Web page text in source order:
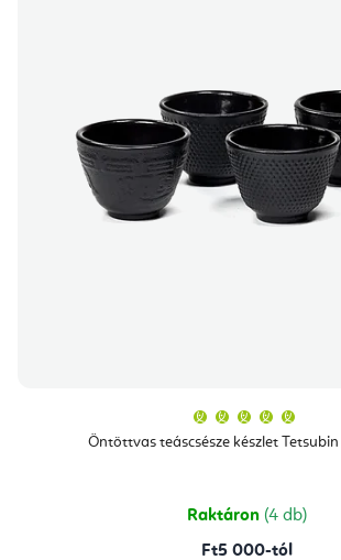
Öntöttvas teáscsésze készlet Tetsubin
csillag.
Raktáron (4 db)
Ft5 000-tól